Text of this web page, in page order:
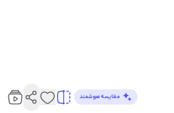
مقایسه هوشمند